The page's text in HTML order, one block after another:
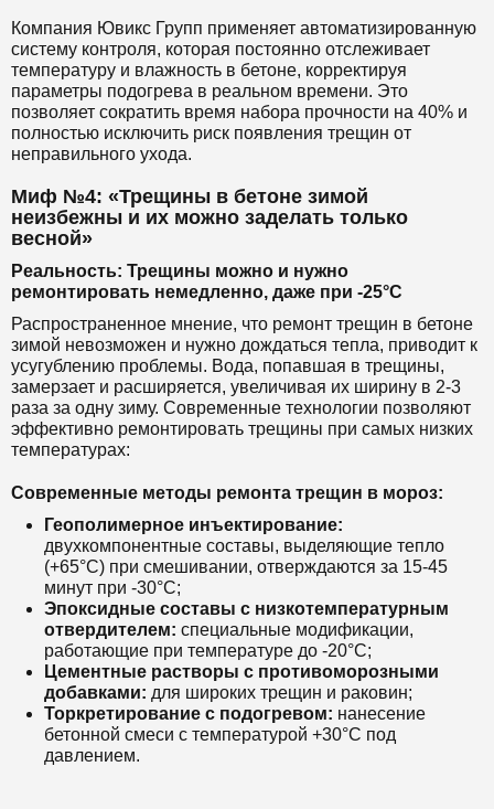
Компания Ювикс Групп применяет автоматизированную
систему контроля, которая постоянно отслеживает
температуру и влажность в бетоне, корректируя
параметры подогрева в реальном времени. Это
позволяет сократить время набора прочности на 40% и
полностью исключить риск появления трещин от
неправильного ухода.
Миф №4: «Трещины в бетоне зимой
неизбежны и их можно заделать только
весной»
Реальность: Трещины можно и нужно
ремонтировать немедленно, даже при -25°C
Распространенное мнение, что ремонт трещин в бетоне
зимой невозможен и нужно дождаться тепла, приводит к
усугублению проблемы. Вода, попавшая в трещины,
замерзает и расширяется, увеличивая их ширину в 2-3
раза за одну зиму. Современные технологии позволяют
эффективно ремонтировать трещины при самых низких
температурах:
Современные методы ремонта трещин в мороз:
Геополимерное инъектирование:
двухкомпонентные составы, выделяющие тепло
(+65°C) при смешивании, отверждаются за 15-45
минут при -30°C;
Эпоксидные составы с низкотемпературным
отвердителем: специальные модификации,
работающие при температуре до -20°C;
Цементные растворы с противоморозными
добавками: для широких трещин и раковин;
Торкретирование с подогревом: нанесение
бетонной смеси с температурой +30°C под
давлением.